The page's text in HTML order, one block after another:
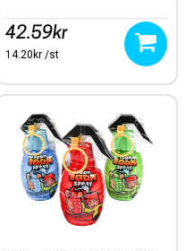
42.59kr
14.20kr /st